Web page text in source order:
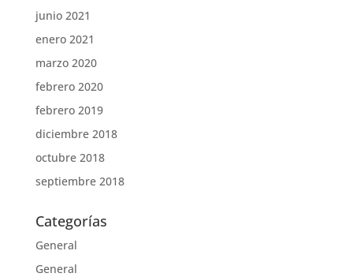
junio 2021
enero 2021
marzo 2020
febrero 2020
febrero 2019
diciembre 2018
octubre 2018
septiembre 2018
Categorías
General
General